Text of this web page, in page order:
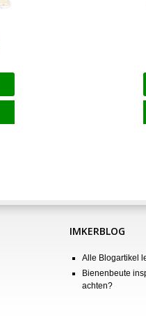
IMKERBLOG
Alle Blogartikel
Bienenbeute
achten?